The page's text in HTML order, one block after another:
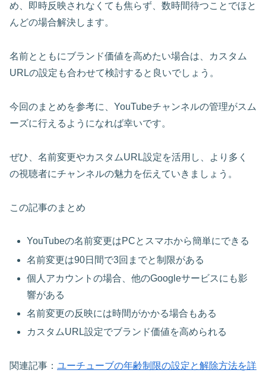
め、即時反映されなくても焦らず、数時間待つことでほと
んどの場合解決します。
名前とともにブランド価値を高めたい場合は、カスタム
URLの設定も合わせて検討すると良いでしょう。
今回のまとめを参考に、 YouTubeチャンネルの管理がスム
ーズに行えるようになれば幸いです。
ぜひ、名前変更やカスタムURL設定を活用し、より多く
の視聴者にチャンネルの魅力を伝えていきましょう。
この記事のまとめ
YouTubeの名前変更はPCとスマホから簡単にできる
名前変更は90日間で3回までと制限がある
個人アカウントの場合、他のGoogleサービスにも影
響がある
名前変更の反映には時間がかかる場合もある
カスタムURL設定でブランド価値を高められる
関連記事： ユーチューブの年齢制限の設定と解除方法を詳